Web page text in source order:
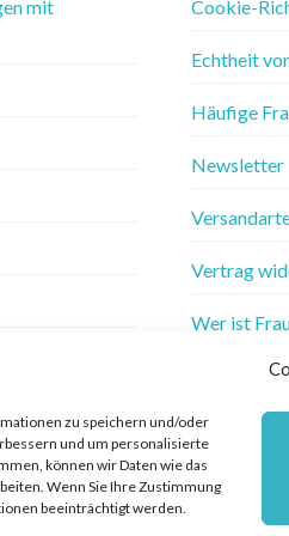
zu speichern und/oder
und um personalisierte
können wir Daten wie das
Wenn Sie Ihre Zustimmung
beeinträchtigt werden.
mit
Cookie-
Echtheit
Häufige
Newsletter
Vertrag
Wer ist